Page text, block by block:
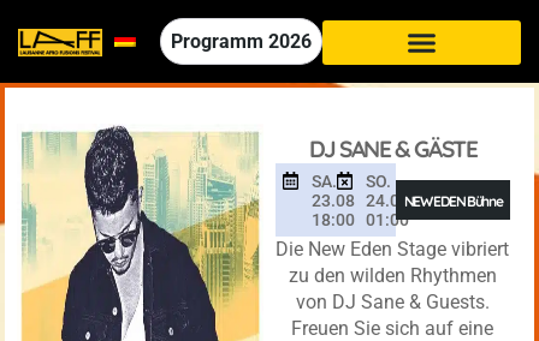
Programm 2026
DJ SANE & GÄSTE
SA.
23.08
18:00
SO.
24.08
01:00
NEW EDEN Bühne
Die New Eden Stage vibriert
zu den wilden Rhythmen
von DJ Sane & Guests.
Freuen Sie sich auf eine